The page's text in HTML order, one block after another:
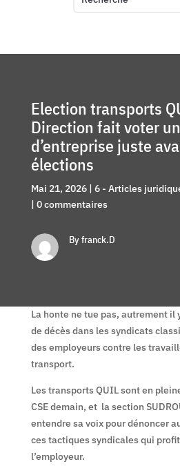
Election transports
Direction fait voter
d’entreprise juste
élections
Mai 21, 2026| 6 - Articles
| 0 commentaires
By franck.D
La honte ne tue pas, autrement il
de décès dans les syndicats
des employeurs contre les
transport.
Les transports QUIL sont en
CSE demain, et la section
entendre sa voix pour dénoncer
ces tactiques syndicales qui
l’employeur.